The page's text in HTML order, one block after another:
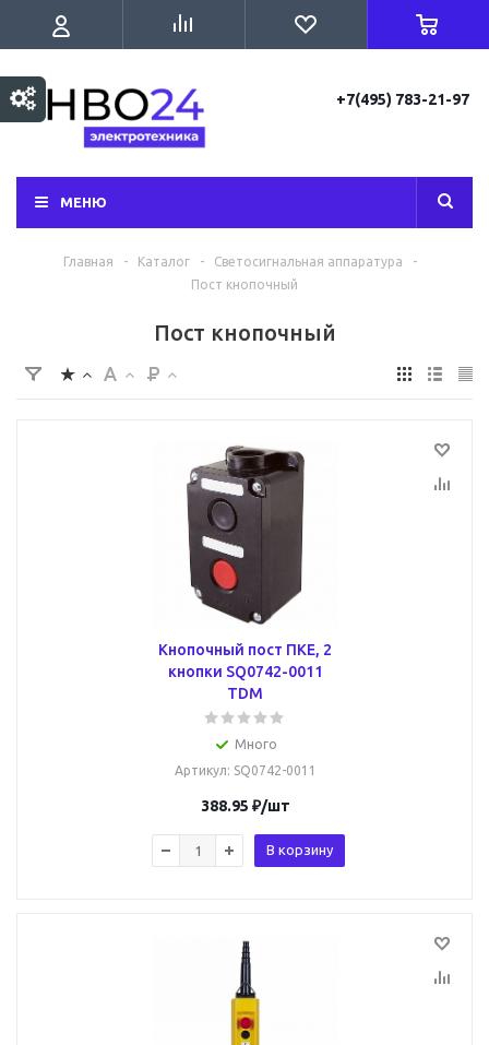
+7(495) 783-21-97
МЕНЮ
Главная - Каталог - Светосигнальная аппаратура
-
Пост кнопочный
Пост кнопочный
Кнопочный пост ПКЕ, 2
кнопки SQ0742-0011
TDM
Много
Артикул: SQ0742-0011
388.95 ₽/шт
В корзину